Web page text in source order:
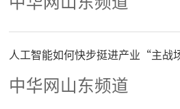
夏夜璀璨
党成立104周
美好家园，6
人工智能如何快步挺进产业“主
中华网山东频道